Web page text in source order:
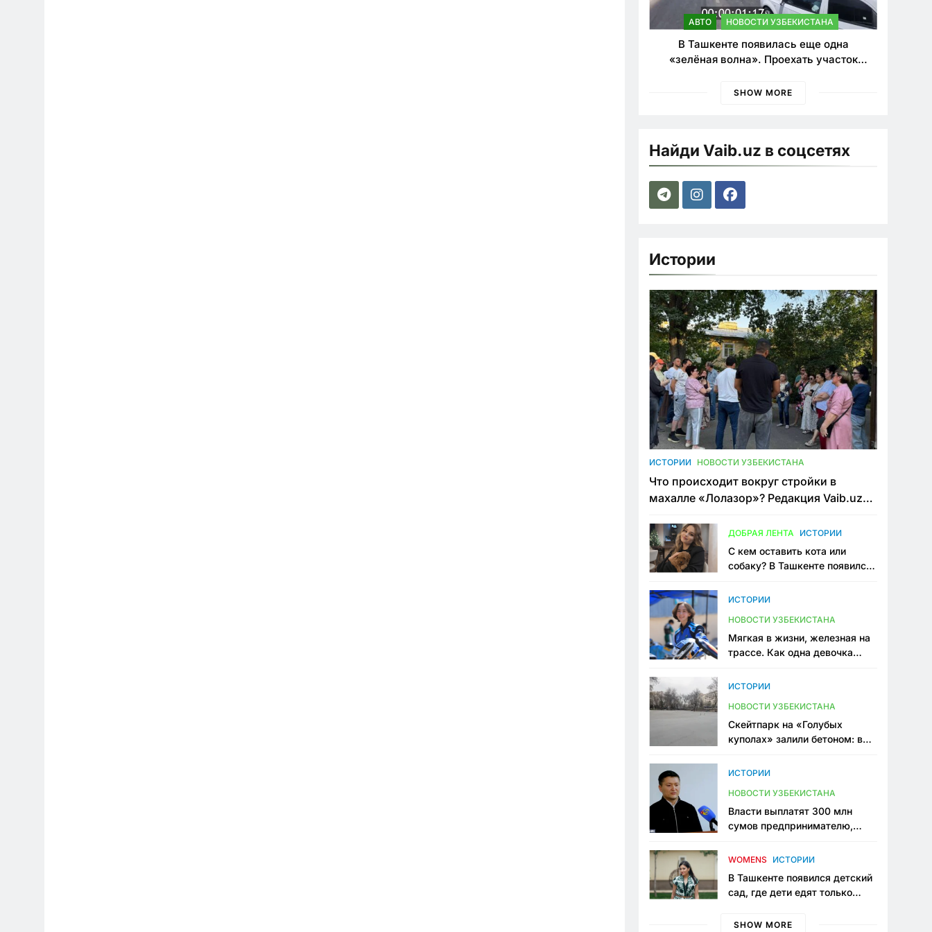
АВТО НОВОСТИ УЗБЕКИСТАНА
В Ташкенте появилась еще одна
«зелёная волна». Проехать участок
SHOW MORE
Найди Vaib.uz в соцсетях
Истории
ИСТОРИИ НОВОСТИ УЗБЕКИСТАНА
Что происходит вокруг стройки в
махалле «Лолазор»? Редакция Vaib.uz
конфликта
ДОБРАЯ ЛЕНТА ИСТОРИИ
С кем оставить кота или
собаку? В Ташкенте появился
ИСТОРИИ
НОВОСТИ УЗБЕКИСТАНА
Мягкая в жизни, железная на
трассе. Как одна девочка
Узбекистане
ИСТОРИИ
НОВОСТИ УЗБЕКИСТАНА
Скейтпарк на «Голубых
куполах» залили бетоном: в
одно общественное
ИСТОРИИ
НОВОСТИ УЗБЕКИСТАНА
Власти выплатят 300 млн
сумов предпринимателю,
тюрьме по незаконному
WOMENS ИСТОРИИ
В Ташкенте появился детский
сад, где дети едят только
мама, которая устала просить
SHOW MORE